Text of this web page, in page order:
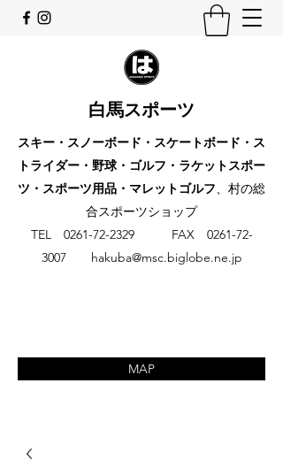
白馬スポーツ
スキー・スノーボード・スケートボード・ス
トライダー・野球・ゴルフ・ラケットスポー
ツ・スポーツ用品・マレットゴルフ、村の総
合スポーツショップ
​TEL0261-72-2329FAX0261-72-
3007
hakuba@msc.biglobe.ne.jp
MAP